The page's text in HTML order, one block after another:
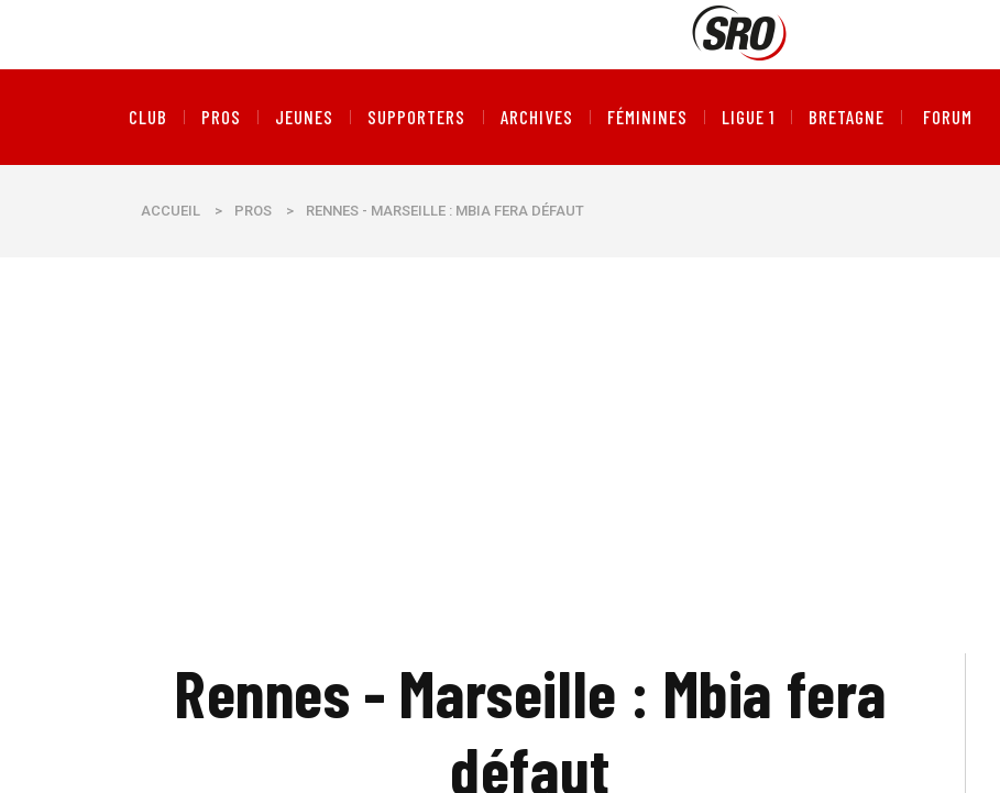
CLUB PROS JEUNES SUPPORTERS ARCHIVES FÉMININES LIGUE 1 BRETAGNE FORUM
ACCUEIL > PROS > RENNES - MARSEILLE : MBIA FERA DÉFAUT
Rennes - Marseille : Mbia fera
défaut